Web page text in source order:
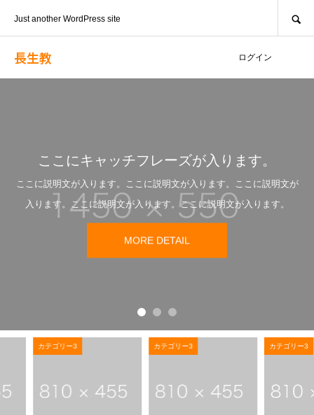
長生教
Just another WordPress site
ログイン
ここにキャッチフレーズが入ります。
ここに説明文が入ります。ここに説明文が入ります。ここに説明文が
入ります。ここに説明文が入ります。ここに説明文が入ります。
MORE DETAIL